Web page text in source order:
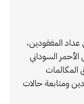
المفقودين،
الأحمر السوداني
ومتابعة حالات